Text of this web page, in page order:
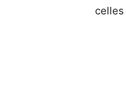
celles